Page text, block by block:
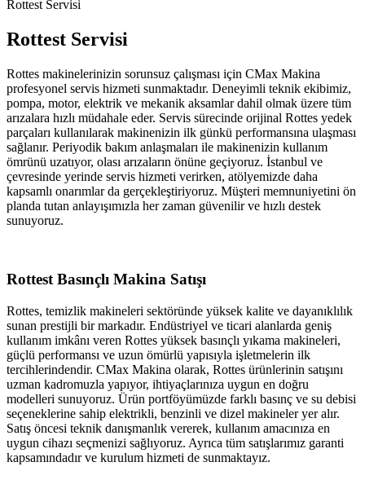
Rottest Servisi
Rottest Servisi
Rottes makinelerinizin sorunsuz çalışması için CMax Makina
profesyonel servis hizmeti sunmaktadır. Deneyimli teknik ekibimiz,
pompa, motor, elektrik ve mekanik aksamlar dahil olmak üzere tüm
arızalara hızlı müdahale eder. Servis sürecinde orijinal Rottes yedek
parçaları kullanılarak makinenizin ilk günkü performansına ulaşması
sağlanır. Periyodik bakım anlaşmaları ile makinenizin kullanım
ömrünü uzatıyor, olası arızaların önüne geçiyoruz. İstanbul ve
çevresinde yerinde servis hizmeti verirken, atölyemizde daha
kapsamlı onarımlar da gerçekleştiriyoruz. Müşteri memnuniyetini ön
planda tutan anlayışımızla her zaman güvenilir ve hızlı destek
sunuyoruz.
Rottest Basınçlı Makina Satışı
Rottes, temizlik makineleri sektöründe yüksek kalite ve dayanıklılık
sunan prestijli bir markadır. Endüstriyel ve ticari alanlarda geniş
kullanım imkânı veren Rottes yüksek basınçlı yıkama makineleri,
güçlü performansı ve uzun ömürlü yapısıyla işletmelerin ilk
tercihlerindendir. CMax Makina olarak, Rottes ürünlerinin satışını
uzman kadromuzla yapıyor, ihtiyaçlarınıza uygun en doğru
modelleri sunuyoruz. Ürün portföyümüzde farklı basınç ve su debisi
seçeneklerine sahip elektrikli, benzinli ve dizel makineler yer alır.
Satış öncesi teknik danışmanlık vererek, kullanım amacınıza en
uygun cihazı seçmenizi sağlıyoruz. Ayrıca tüm satışlarımız garanti
kapsamındadır ve kurulum hizmeti de sunmaktayız.